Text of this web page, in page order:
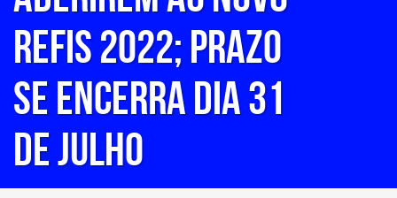
REFIS 2022; prazo
se encerra dia 31
de julho